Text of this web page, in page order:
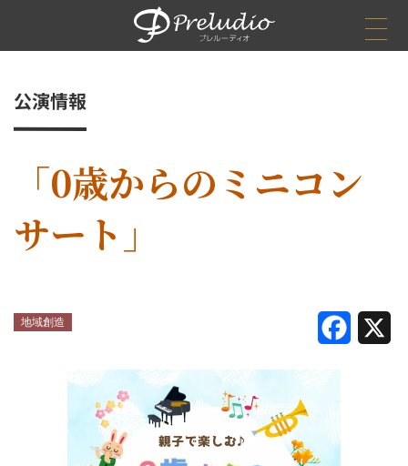
公演情報
「0歳からのミニコン
サート」
公演の種類
地域創造
SNSシェアボタン
公演情報
公演情報
終了した公演
事業案内
アーティストマネジメント